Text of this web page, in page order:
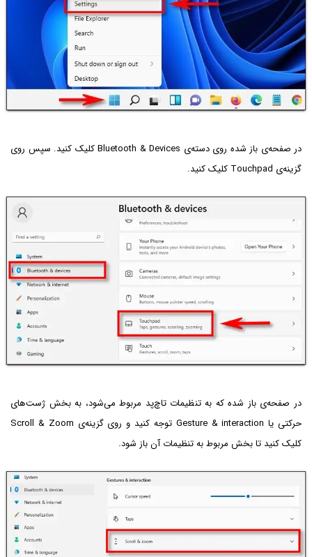
در صفحه‌ی باز شده روی دسته‌ی Bluetooth & Devices کلیک کنید. سپس روی
گزینه‌ی Touchpad کلیک کنید.
در صفحه‌ی باز شده که به تنظیمات تاچ‌پد مربوط می‌شود، به بخش ژست‌های
حرکتی یا Gesture & interaction توجه کنید و روی گزینه‌ی Scroll & Zoom
کلیک کنید تا بخش مربوط به تنظیمات آن باز شود.